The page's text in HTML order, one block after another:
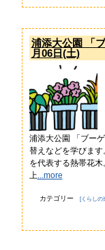
浦添大公園 「
月06日(土)
浦添大公園 「ブー
替えなどを学びま
を代表する熱帯花
上...more
カテゴリー [くらしの